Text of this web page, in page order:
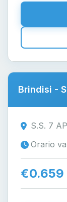
Brindisi -
S.S. 7
Orario
€0.659